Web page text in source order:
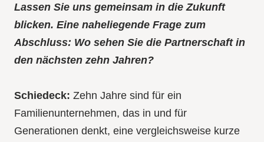
Lassen Sie uns gemeinsam in die Zukunft
blicken. Eine naheliegende Frage zum
Abschluss: Wo sehen Sie die Partnerschaft in
den nächsten zehn Jahren?
Schiedeck: Zehn Jahre sind für ein
Familienunternehmen, das in und für
Generationen denkt, eine vergleichsweise kurze